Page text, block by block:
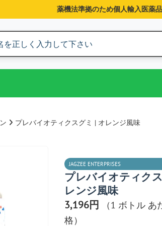
薬機法準拠のため個人輸入医薬
プレバイオティクスグミ | オレンジ風味
JAGZEE ENTERPRISES
プレバイオティク
レンジ風味
3,196円
（1 ボトル あ
格）